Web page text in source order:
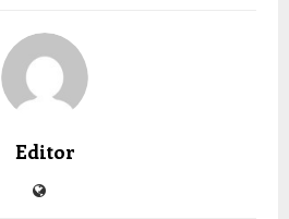
Editor